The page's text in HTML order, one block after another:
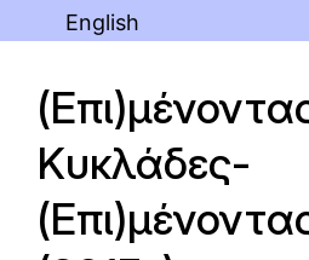
English
Κυκλάδες-